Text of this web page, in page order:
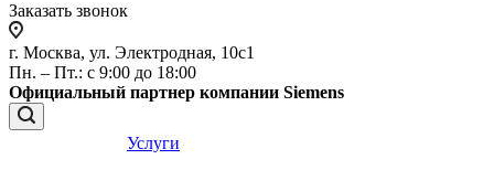
Заказать звонок
г. Москва, ул. Электродная, 10с1
Пн. – Пт.: с 9:00 до 18:00
Официальный партнер компании Siemens
Услуги